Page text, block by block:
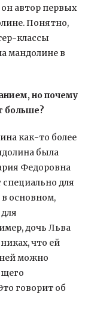
автор первых
Понятно,
классы
мандолине в
но почему
больше?
как-то более
была
Федоровна
для
основном,
дочь Льва
что ей
ней можно
говорит об